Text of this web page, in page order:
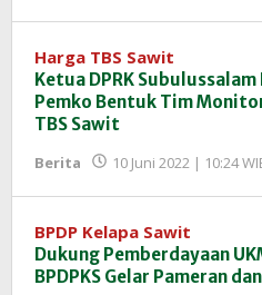
Harga TBS Sawit
Ketua DPRK
Pemko Bentuk Tim
TBS Sawit
Berita 10 Juni 2022 | 10:24
BPDP Kelapa Sawit
Dukung Pemberdayaan
BPDPKS Gelar Pameran